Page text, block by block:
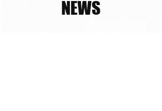
NEWS